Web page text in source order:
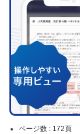
ページ数 : 172頁